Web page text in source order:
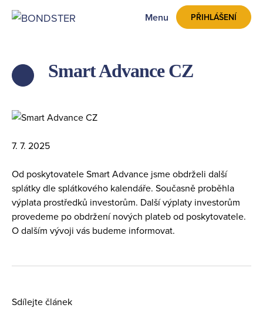
Menu PŘIHLÁŠENÍ
ZPĚT
Smart Advance CZ
7. 7. 2025
Od poskytovatele Smart Advance jsme obdrželi další
splátky dle splátkového kalendáře. Současně proběhla
výplata prostředků investorům. Další výplaty investorům
provedeme po obdržení nových plateb od poskytovatele.
O dalším vývoji vás budeme informovat.
Sdílejte článek